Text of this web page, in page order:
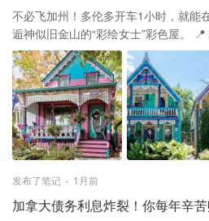
不必飞加州！多伦多开车1小时，就能
逅神似旧金山的“彩绘女士”彩色屋。 📍 这里的“马卡龙”童话镇 格里
姆斯比坐落在安大略湖畔，被誉为“尼
就是那片像从明信片里跳出来的“姜饼
这些房子色彩鲜艳，拥有精致的维多
山“彩绘女士” (Painted Ladies) 的安省缩影。 ✨ 必看亮
略 1️⃣ 梦幻色彩：街道两旁满是淡粉、丁香紫、天蓝、明黄的度假小
屋，氛围感拉满。 2️⃣ 历史底蕴：大部分房屋建于1945年之前，受
《安大略文化遗产法》保护，保存极好。 3️⃣ 步移景异：除了
屋，还有精致的小花园，随手一拍都是故事书质
上拍摄，千万不要擅闯草坪或露台。 ▪️ 停车指南：镇中心街道狭
发布了笔记 1月前